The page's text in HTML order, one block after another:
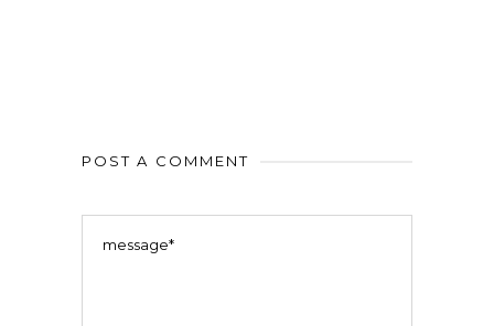
POST A COMMENT